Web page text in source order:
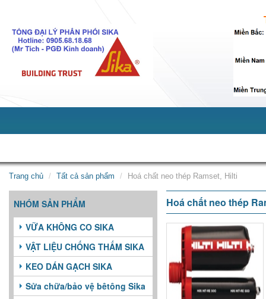
Trang chủ Tất cả sản phẩm Hoá chất neo thép Ramset, Hilti
NHÓM SẢN PHẨM
VỮA KHÔNG CO SIKA
VẬT LIỆU CHỐNG THẤM SIKA
KEO DÁN GẠCH SIKA
Sửa chữa/bảo vệ bêtông Sika
Hoá chất neo thép